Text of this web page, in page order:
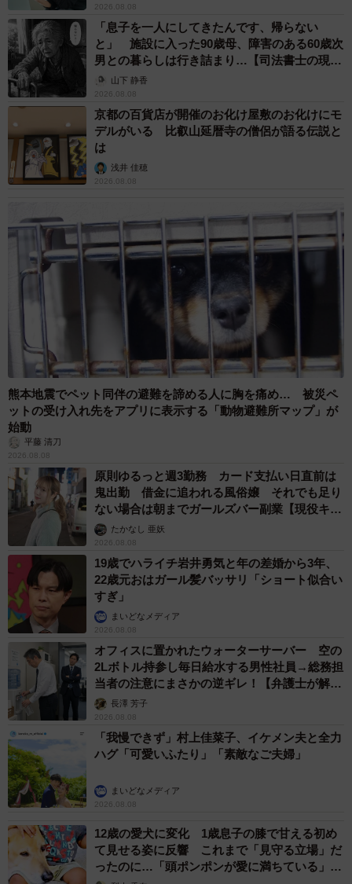
2026.08.08
「息子を一人にしてきたんです、帰らない
と」 施設に入った90歳母、障害のある60歳次
男との暮らしは行き詰まり…【司法書士の現場
から】山下 静香
2026.08.08
京都の百貨店が開催のお化け屋敷のお化けにモ
デルがいる 比叡山延暦寺の僧侶が語る伝説と
は
浅井 佳穂
2026.08.08
熊本地震でペット同伴の避難を諦める人に胸を痛め… 被災ペ
ットの受け入れ先をアプリに表示する「動物避難所マップ」が
始動
平藤 清刀
2026.08.08
原則ゆるっと週3勤務 カード支払い日直前は
鬼出勤 借金に追われる風俗嬢 それでも足り
ない場合は朝までガールズバー副業【現役キャ
ストに取材】
たかなし 亜妖
2026.08.08
19歳でハライチ岩井勇気と年の差婚から3年、
22歳元おはガール髪バッサリ「ショート似合い
すぎ」
まいどなメディア
2026.08.08
オフィスに置かれたウォーターサーバー 空の
2Lボトル持参し毎日給水する男性社員→総務担
当者の注意にまさかの逆ギレ！【弁護士が解
説】長澤 芳子
2026.08.08
「我慢できず」村上佳菜子、イケメン夫と全力
ハグ「可愛いふたり」「素敵なご夫婦」
まいどなメディア
2026.08.08
12歳の愛犬に変化 1歳息子の膝で甘える初め
て見せる姿に反響 これまで「見守る立場」だ
ったのに…「頭ポンポンが愛に満ちている」